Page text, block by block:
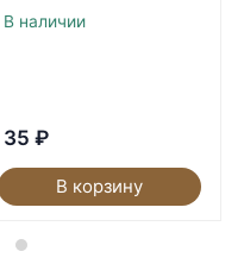
В наличии
35 ₽
В корзину